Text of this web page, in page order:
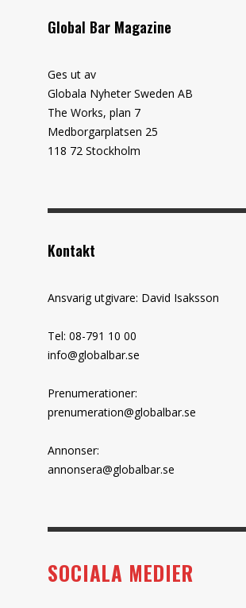
Global Bar Magazine
Ges ut av
Globala Nyheter Sweden AB
The Works, plan 7
Medborgarplatsen 25
118 72 Stockholm
Kontakt
Ansvarig utgivare: David Isaksson
Tel: 08-791 10 00
info@globalbar.se
Prenumerationer:
prenumeration@globalbar.se
Annonser:
annonsera@globalbar.se
SOCIALA MEDIER